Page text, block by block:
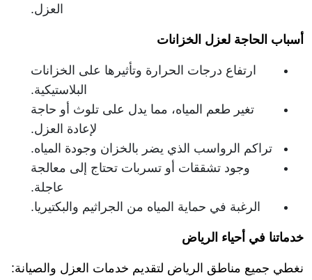
العزل.
أسباب الحاجة لعزل الخزانات
ارتفاع درجات الحرارة وتأثيرها على الخزانات
البلاستيكية.
تغير طعم المياه، مما يدل على تلوث أو حاجة
لإعادة العزل.
تراكم الرواسب الذي يضر بالخزان وجودة المياه.
وجود تشققات أو تسربات تحتاج إلى معالجة
عاجلة.
الرغبة في حماية المياه من الجراثيم والبكتيريا.
خدماتنا في أحياء الرياض
نغطي جميع مناطق الرياض لتقديم خدمات العزل والصيانة: